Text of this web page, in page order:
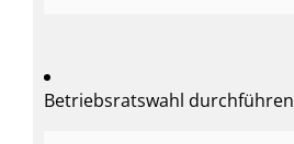
Betriebsratswahl durchführen